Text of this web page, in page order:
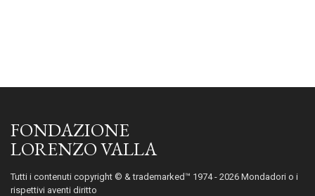
FONDAZIONE
LORENZO VALLA
Tutti i contenuti copyright © & trademarked™ 1974 - 2026 Mondadori o i
rispettivi aventi diritto